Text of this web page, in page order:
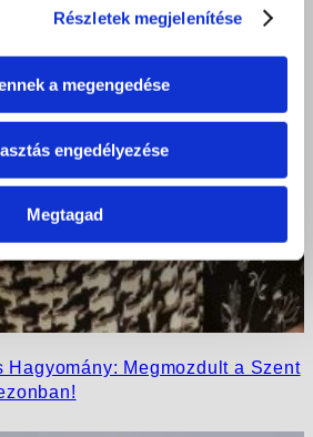
Részletek megjelenítése
a megengedése
engedélyezése
Megtagad
Megmozdult a Szent